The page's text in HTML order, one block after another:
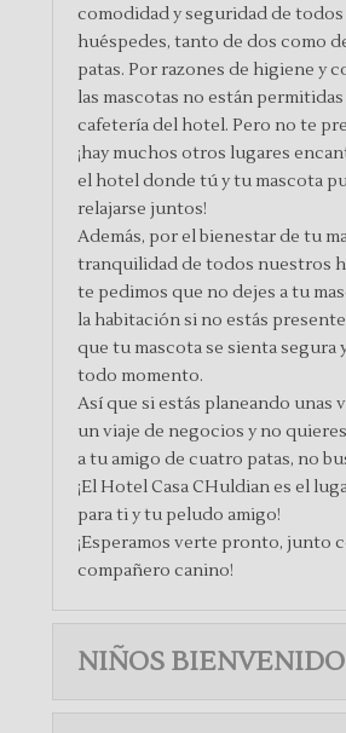
comodidad y seguridad de
huéspedes, tanto de dos como
patas. Por razones de higiene y
las mascotas no están permitidas
cafetería del hotel. Pero no te
¡hay muchos otros lugares
el hotel donde tú y tu mascota
relajarse juntos!
Además, por el bienestar de tu
tranquilidad de todos nuestros
te pedimos que no dejes a tu
la habitación si no estás
que tu mascota se sienta segura
todo momento.
Así que si estás planeando unas
un viaje de negocios y no
a tu amigo de cuatro patas, no
¡El Hotel Casa CHuldian es el
para ti y tu peludo amigo!
¡Esperamos verte pronto, junto
compañero canino!
NIÑOS